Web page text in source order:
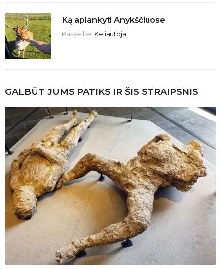
Ką aplankyti Anykščiuose
Paskelbė Keliautoja
GALBŪT JUMS PATIKS IR ŠIS STRAIPSNIS